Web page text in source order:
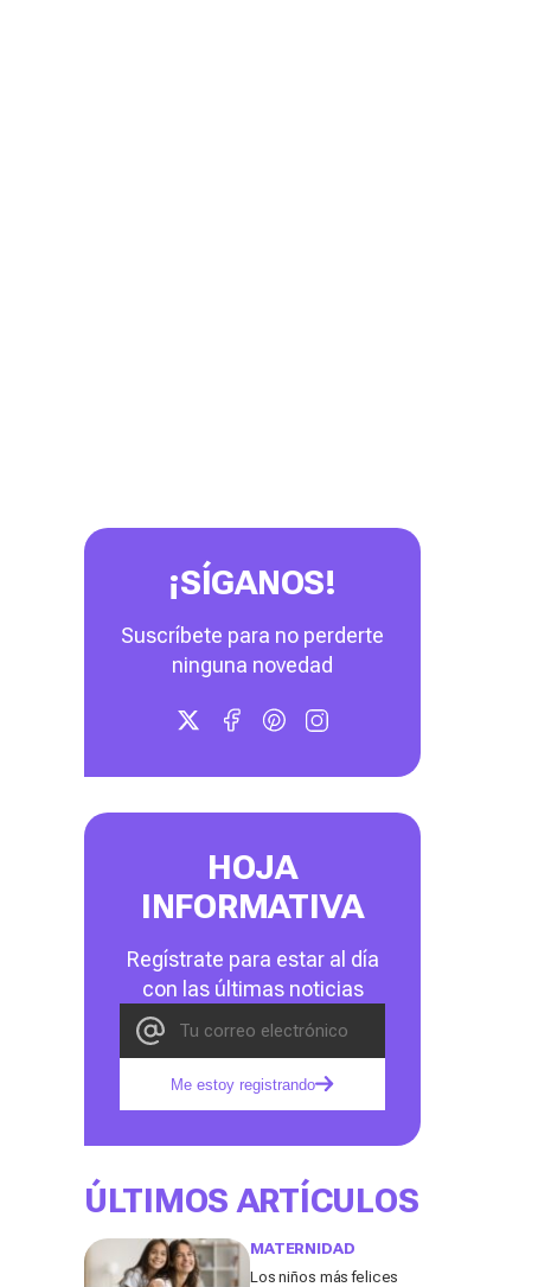
¡SÍGANOS!
Suscríbete para no perderte
ninguna novedad
HOJA
INFORMATIVA
Regístrate para estar al día
con las últimas noticias
Me estoy registrando
ÚLTIMOS ARTÍCULOS
MATERNIDAD
Los niños más felices